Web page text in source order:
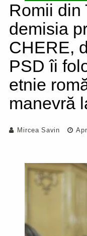
Romii din
demisia
CHERE,
PSD îi
etnie
manevră
Mircea Savin